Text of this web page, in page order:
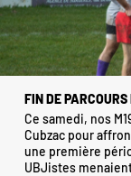
FIN DE PARCOURS
Ce samedi, nos
Cubzac pour
une première
UBJistes